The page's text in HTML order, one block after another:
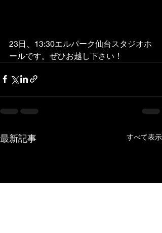
23日、13:30エルパーク仙台スタジオホ
ールです。ぜひお越し下さい！
最新記事 すべて表示